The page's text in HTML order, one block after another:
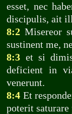
esset, nec
discipulis, ait
8:2 Misereor
sustinent me,
8:3 et si
deficient in
venerunt.
8:4 Et
poterit